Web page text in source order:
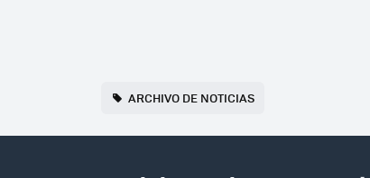
ARCHIVO DE NOTICIAS